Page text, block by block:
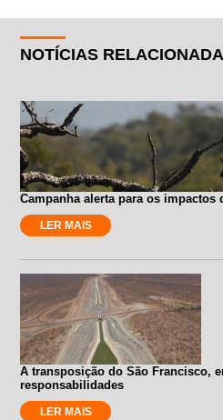
NOTÍCIAS
Campanha alerta para os impactos
LER MAIS
A transposição do São Francisco,
responsabilidades
LER MAIS